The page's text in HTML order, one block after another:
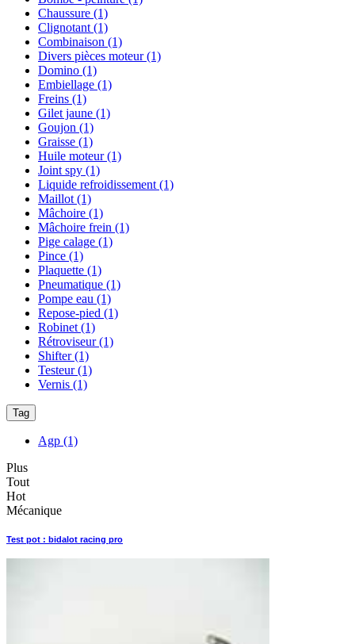
Chaussure (1)
Clignotant (1)
Combinaison (1)
Divers pièces moteur(1)
Domino (1)
Embiellage (1)
Freins (1)
Gilet jaune (1)
Goujon (1)
Graisse (1)
Huile moteur(1)
Joint spy (1)
Liquide refroidissement (1)
Maillot (1)
Mâchoire (1)
Mâchoire frein (1)
Pige calage (1)
Pince (1)
Plaquette (1)
Pneumatique (1)
Pompe eau (1)
Repose-pied (1)
Robinet (1)
Rétroviseur(1)
Shifter(1)
Testeur(1)
Vernis (1)
Tag
Agp (1)
Plus
Tout
Hot
Mécanique
Test pot : bidalot racing pro